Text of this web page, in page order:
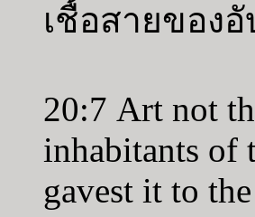
เชื้อสายของ
20:7 Art not
inhabitants of
gavest it to